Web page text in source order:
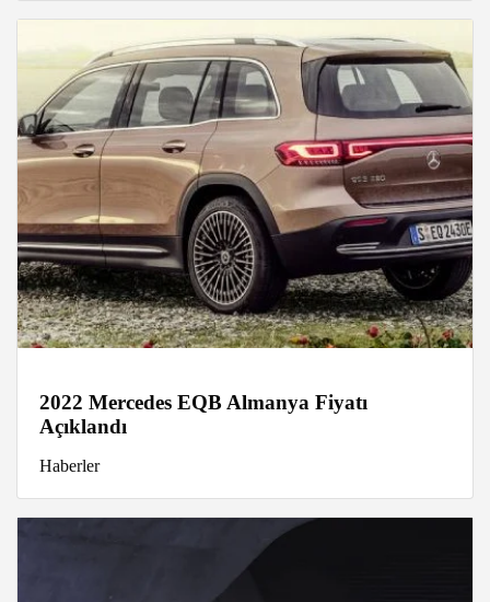
2022 Mercedes EQB Almanya Fiyatı
Açıklandı
Haberler